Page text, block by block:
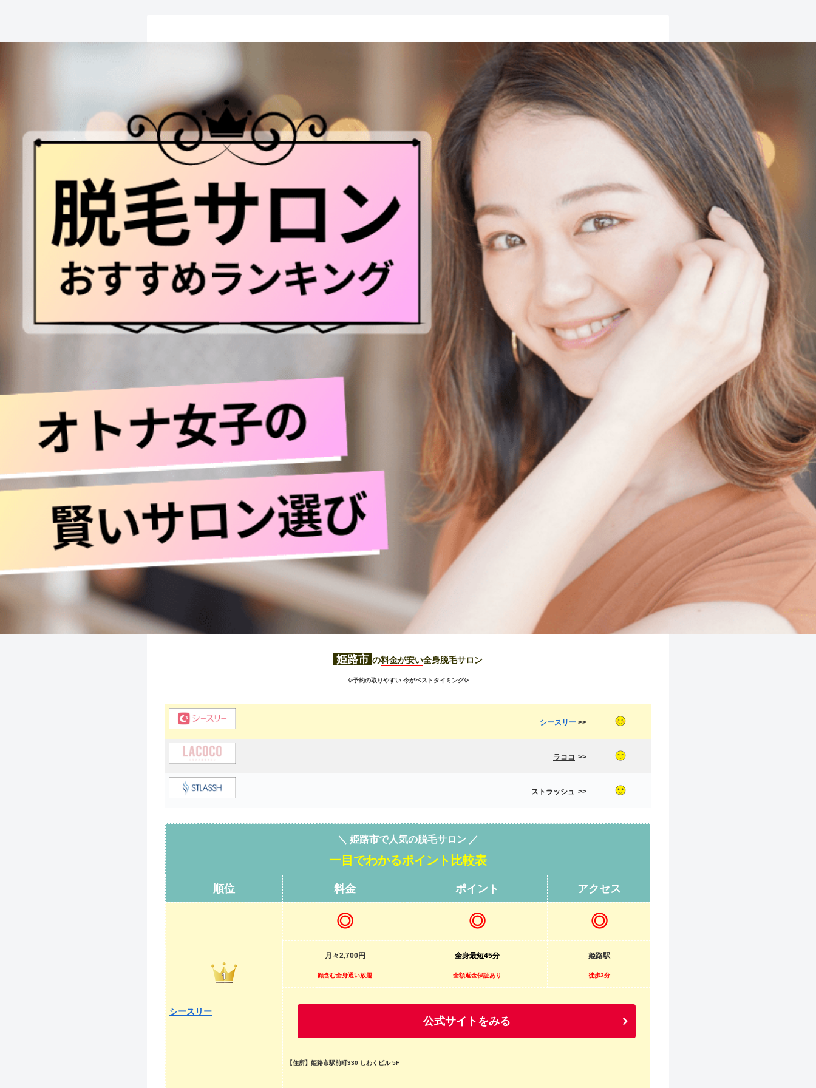
姫路市 の料金が安い全身脱毛サロン
✨予約の取りやすい 今がベストタイミング✨
シースリー >>
ラココ >>
ストラッシュ >>
＼ 姫路市で人気の脱毛サロン ／
一目でわかるポイント比較表
順位 料金 ポイント アクセス
シースリー
◎ ◎ ◎
月々2,700円
顔含む全身通い放題
全身最短45分
全額返金保証あり
姫路駅
徒歩3分
公式サイトをみる
【住所】姫路市駅前町330 しわくビル 5F